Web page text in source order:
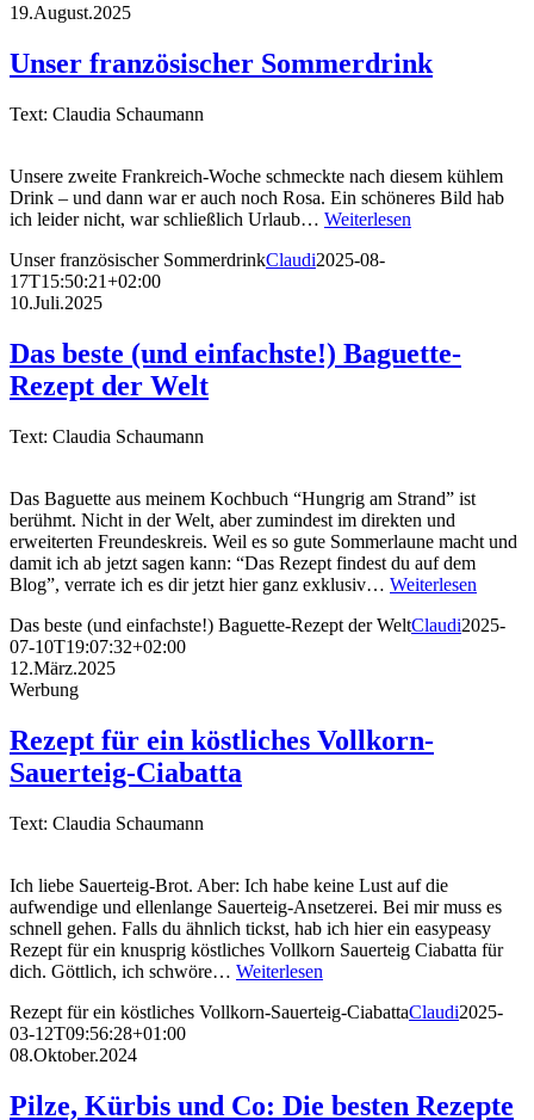
19.August.2025
Unser französischer Sommerdrink
Text: Claudia Schaumann
Unsere zweite Frankreich-Woche schmeckte nach diesem kühlem
Drink – und dann war er auch noch Rosa. Ein schöneres Bild hab
ich leider nicht, war schließlich Urlaub… Weiterlesen
Unser französischer SommerdrinkClaudi2025-08-
17T15:50:21+02:00
10.Juli.2025
Das beste (und einfachste!) Baguette-
Rezept der Welt
Text: Claudia Schaumann
Das Baguette aus meinem Kochbuch “Hungrig am Strand” ist
berühmt. Nicht in der Welt, aber zumindest im direkten und
erweiterten Freundeskreis. Weil es so gute Sommerlaune macht und
damit ich ab jetzt sagen kann: “Das Rezept findest du auf dem
Blog”, verrate ich es dir jetzt hier ganz exklusiv… Weiterlesen
Das beste (und einfachste!) Baguette-Rezept der WeltClaudi2025-
07-10T19:07:32+02:00
12.März.2025
Werbung
Rezept für ein köstliches Vollkorn-
Sauerteig-Ciabatta
Text: Claudia Schaumann
Ich liebe Sauerteig-Brot. Aber: Ich habe keine Lust auf die
aufwendige und ellenlange Sauerteig-Ansetzerei. Bei mir muss es
schnell gehen. Falls du ähnlich tickst, hab ich hier ein easypeasy
Rezept für ein knusprig köstliches Vollkorn Sauerteig Ciabatta für
dich. Göttlich, ich schwöre… Weiterlesen
Rezept für ein köstliches Vollkorn-Sauerteig-CiabattaClaudi2025-
03-12T09:56:28+01:00
08.Oktober.2024
Pilze, Kürbis und Co: Die besten Rezepte